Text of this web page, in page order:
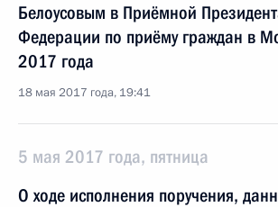
Белоусовым в Приёмной
Федерации по приёму граждан в
2017 года
18 мая 2017 года, 19:41
5 мая 2017 года, пятница
О ходе исполнения поручения,